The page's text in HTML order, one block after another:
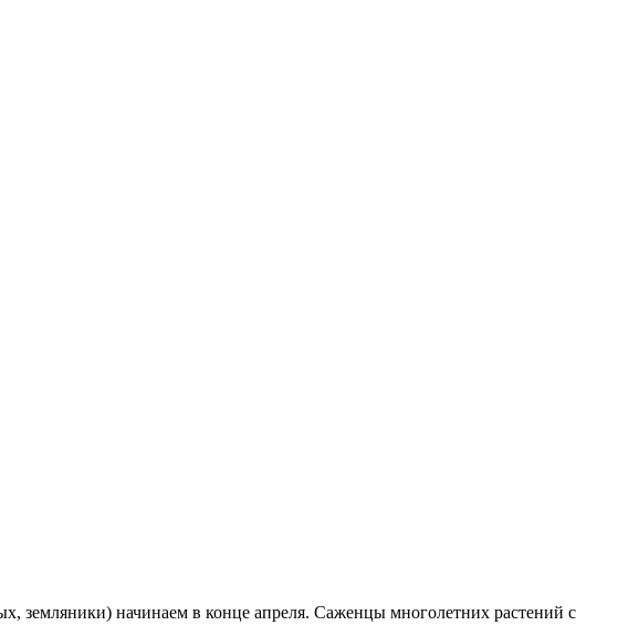
земляники) начинаем в конце апреля. Саженцы многолетних растений с